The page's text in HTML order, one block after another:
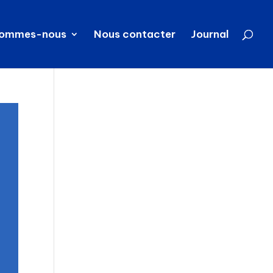
nous Nous contacter Journal